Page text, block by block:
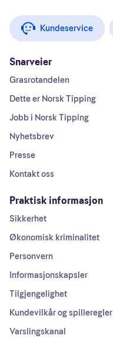
Kundeservice
Snarveier
Grasrotandelen
Dette er Norsk Tipping
Jobb i Norsk Tipping
Nyhetsbrev
Presse
Kontakt oss
Praktisk informasjon
Sikkerhet
Økonomisk kriminalitet
Personvern
Informasjonskapsler
Tilgjengelighet
Kundevilkår og spilleregler
Varslingskanal